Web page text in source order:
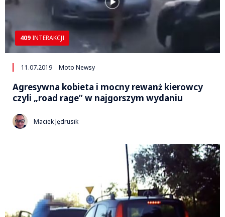
409 INTERAKCJI
11.07.2019 Moto Newsy
Agresywna kobieta i mocny rewanż kierowcy
czyli „road rage” w najgorszym wydaniu
Maciek Jędrusik